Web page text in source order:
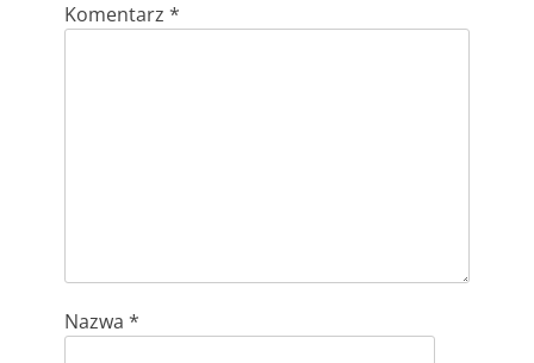
Komentarz *
Nazwa *